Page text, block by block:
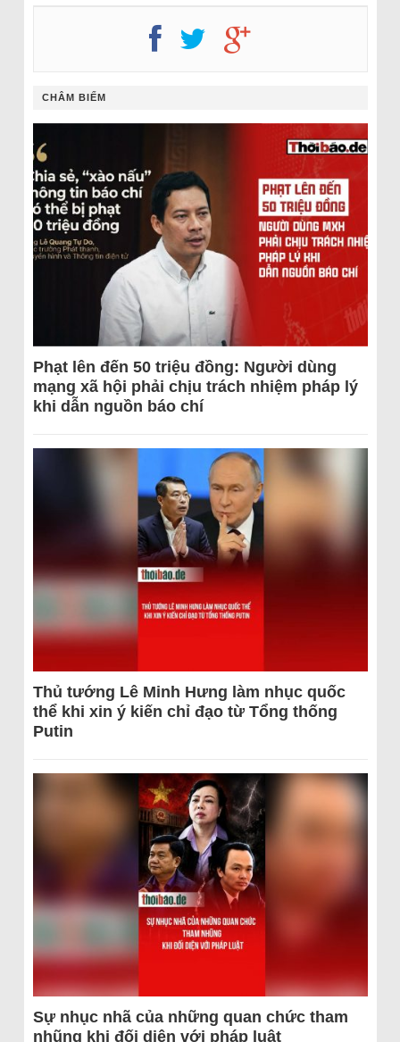
CHÂM BIẾM
Phạt lên đến 50 triệu đồng: Người dùng
mạng xã hội phải chịu trách nhiệm pháp lý
khi dẫn nguồn báo chí
Thủ tướng Lê Minh Hưng làm nhục quốc
thể khi xin ý kiến chỉ đạo từ Tổng thống
Putin
Sự nhục nhã của những quan chức tham
nhũng khi đối diện với pháp luật